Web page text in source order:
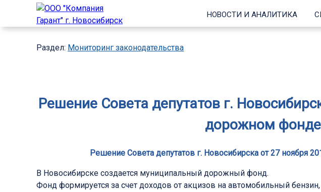
НОВОСТИ И АНАЛИТИКА
Раздел: Мониторинг законодательства
Решение Совета депутатов г.
дорожном фонде
Решение Совета депутатов г. Новосибирска от 27 ноября
В Новосибирске создается муниципальный дорожный фонд.
Фонд формируется за счет доходов от акцизов на автомобильный